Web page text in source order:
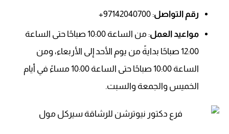
رقم التواصل: 97142040700+
مواعيد العمل
: من الساعة 10:00 صباحًا حتى الساعة
12:00 صباحًا بدايةً من يوم الأحد إلى الأربعاء، ومن
الساعة 10:00 صباحًا حتى الساعة 10:00 مساءً في أيام
الخميس والجمعة والسبت.